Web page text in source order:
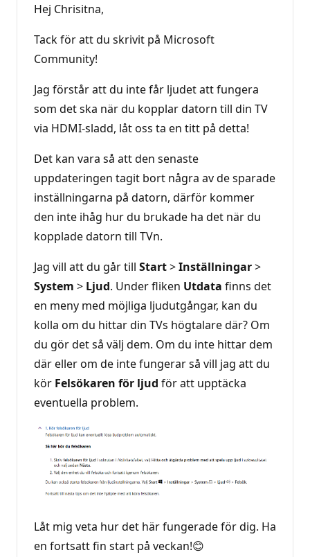
Hej Chrisitna,
Tack för att du skrivit på Microsoft
Community!
Jag förstår att du inte får ljudet att fungera
som det ska när du kopplar datorn till din TV
via HDMI-sladd, låt oss ta en titt på detta!
Det kan vara så att den senaste
uppdateringen tagit bort några av de sparade
inställningarna på datorn, därför kommer
den inte ihåg hur du brukade ha det när du
kopplade datorn till TVn.
Jag vill att du går till Start>Inställningar>
System > Ljud. Under fliken Utdata finns det
en meny med möjliga ljudutgångar, kan du
kolla om du hittar din TVs högtalare där? Om
du gör det så välj dem. Om du inte hittar dem
där eller om de inte fungerar så vill jag att du
kör Felsökaren för ljud för att upptäcka
eventuella problem.
Låt mig veta hur det här fungerade för dig. Ha
en fortsatt fin start på veckan!😊